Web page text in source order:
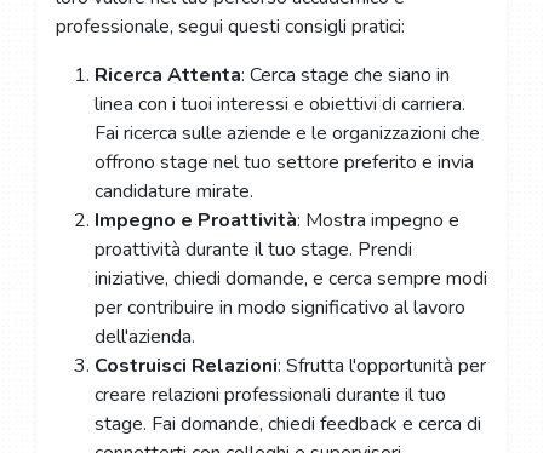
professionale, segui questi consigli pratici:
Ricerca Attenta: Cerca stage che siano in
linea con i tuoi interessi e obiettivi di carriera.
Fai ricerca sulle aziende e le organizzazioni che
offrono stage nel tuo settore preferito e invia
candidature mirate.
Impegno e Proattività: Mostra impegno e
proattività durante il tuo stage. Prendi
iniziative, chiedi domande, e cerca sempre modi
per contribuire in modo significativo al lavoro
dell'azienda.
Costruisci Relazioni: Sfrutta l'opportunità per
creare relazioni professionali durante il tuo
stage. Fai domande, chiedi feedback e cerca di